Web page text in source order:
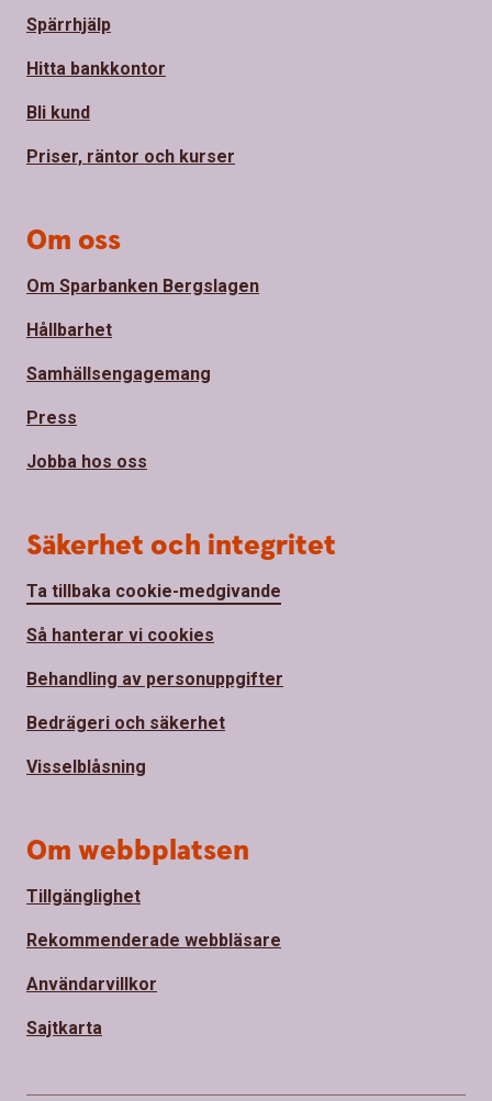
Spärrhjälp
Hitta bankkontor
Bli kund
Priser, räntor och kurser
Om oss
Om Sparbanken Bergslagen
Hållbarhet
Samhällsengagemang
Press
Jobba hos oss
Säkerhet och integritet
Ta tillbaka cookie-medgivande
Så hanterar vi cookies
Behandling av personuppgifter
Bedrägeri och säkerhet
Visselblåsning
Om webbplatsen
Tillgänglighet
Rekommenderade webbläsare
Användarvillkor
Sajtkarta